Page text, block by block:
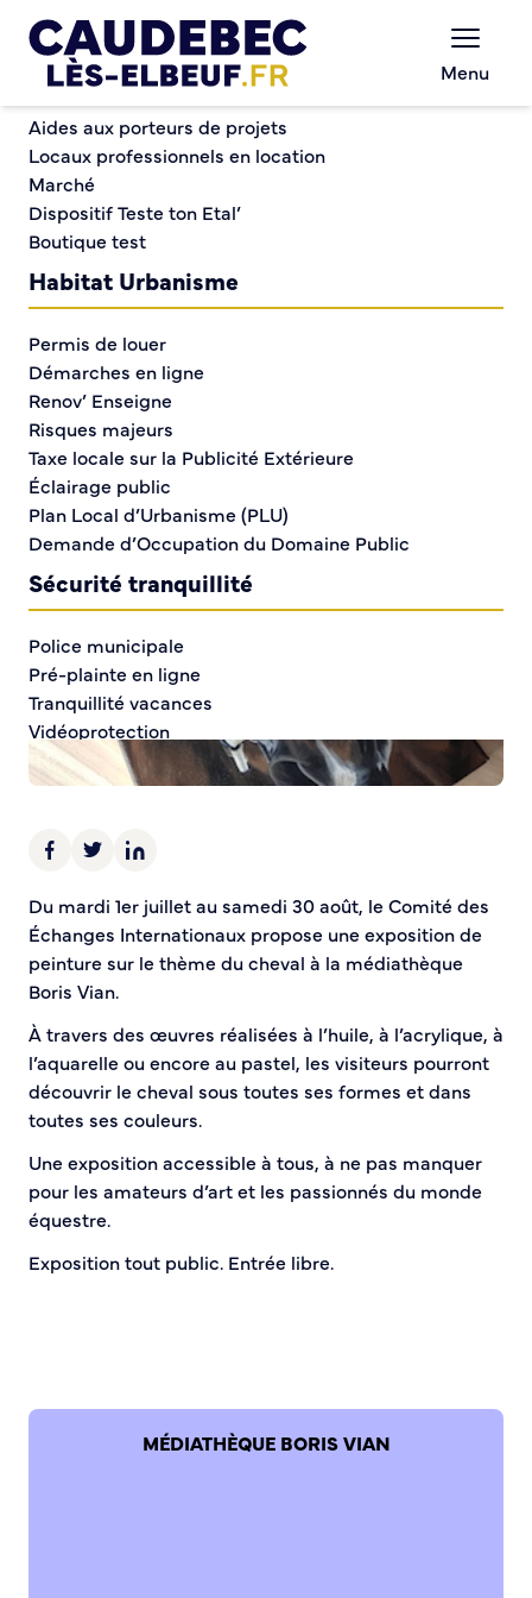
Menu
Exposition de peinture « Le cheval »
Exposition de peinture
« Le cheval »
Du mardi 1er juillet au samedi 30 août, le Comité des
Échanges Internationaux propose une exposition de
peinture sur le thème du cheval à la médiathèque
Boris Vian.
À travers des œuvres réalisées à l’huile, à l’acrylique, à
l’aquarelle ou encore au pastel, les visiteurs pourront
découvrir le cheval sous toutes ses formes et dans
toutes ses couleurs.
Une exposition accessible à tous, à ne pas manquer
pour les amateurs d’art et les passionnés du monde
équestre.
Exposition tout public. Entrée libre.
MÉDIATHÈQUE BORIS VIAN
Chèques-cadeaux municipaux – Soutenez le
Aides aux porteurs de projets
Locaux professionnels en location
Marché
Dispositif Teste ton Etal’
Boutique test
Habitat Urbanisme
Permis de louer
Démarches en ligne
Renov’ Enseigne
Risques majeurs
Taxe locale sur la Publicité Extérieure
Éclairage public
Plan Local d’Urbanisme (PLU)
Demande d’Occupation du Domaine Public
Sécurité tranquillité
Police municipale
Pré-plainte en ligne
Tranquillité vacances
Vidéoprotection
Aide à l’installation d’alarmes
Horaires pour le bricolage et le jardinage
Numéros d’urgence
Location de salles
Annuaire des services publics
DÉCOUVRIR SORTIR
Bienvenue à Caudebec
Histoire de la ville
Patrimoine historique
Temps forts
Venir à Caudebec
Emménager à Caudebec
Concours des maisons et balcons fleuris
Entretien des haies